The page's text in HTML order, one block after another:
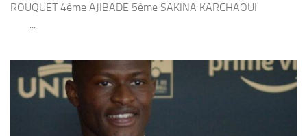
ROUQUET 4ème AJIBADE 5ème SAKINA KARCHAOUI
...